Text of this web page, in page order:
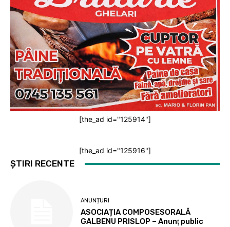
[the_ad id="125914"]
[the_ad id="125916"]
ȘTIRI RECENTE
ANUNȚURI
ASOCIAȚIA COMPOSESORALĂ
GALBENU PRISLOP – Anunţ public